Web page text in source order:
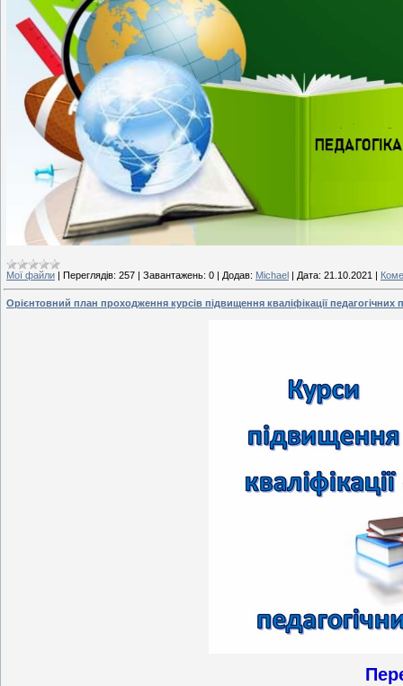
Мої файли | Переглядів: 257 | Завантажень: 0 | Додав: Michael | Дата: 21.10.2021 |
Орієнтовний план проходження курсів підвищення кваліфікації педагогічних